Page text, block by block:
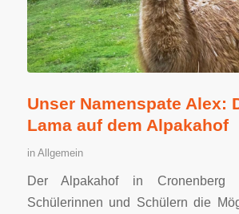
Unser Namenspate Alex:
Lama auf dem Alpakahof
in Allgemein
Der Alpakahof in Cronenberg
Schülerinnen und Schülern die